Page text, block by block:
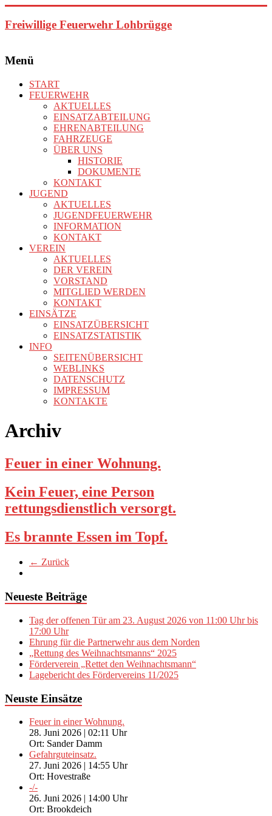
Inhalt
springen
Freiwillige Feuerwehr Lohbrügge
Menü
START
FEUERWEHR
AKTUELLES
EINSATZABTEILUNG
EHRENABTEILUNG
FAHRZEUGE
ÜBER UNS
HISTORIE
DOKUMENTE
KONTAKT
JUGEND
AKTUELLES
JUGENDFEUERWEHR
INFORMATION
KONTAKT
VEREIN
AKTUELLES
DER VEREIN
VORSTAND
MITGLIED WERDEN
KONTAKT
EINSÄTZE
EINSATZÜBERSICHT
EINSATZSTATISTIK
INFO
SEITENÜBERSICHT
WEBLINKS
DATENSCHUTZ
IMPRESSUM
KONTAKTE
Archiv
Feuer in einer Wohnung.
Kein Feuer, eine Person
rettungsdienstlich versorgt.
Es brannte Essen im Topf.
← Zurück
Neueste Beiträge
Tag der offenen Tür am 23. August 2026 von 11:00 Uhr bis
17:00 Uhr
Ehrung für die Partnerwehr aus dem Norden
„Rettung des Weihnachtsmanns“ 2025
Förderverein „Rettet den Weihnachtsmann“
Lagebericht des Fördervereins 11/2025
Neuste Einsätze
Feuer in einer Wohnung.
28. Juni 2026 | 02:11 Uhr
Ort: Sander Damm
Gefahrguteinsatz.
27. Juni 2026 | 14:55 Uhr
Ort: Hovestraße
-/-
26. Juni 2026 | 14:00 Uhr
Ort: Brookdeich